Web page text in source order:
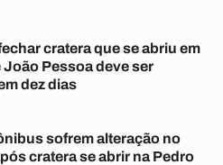
cratera que se abriu em
João Pessoa deve ser
dez dias
sofrem alteração no
cratera se abrir na Pedro